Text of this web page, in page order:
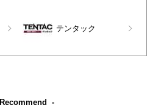
テンタック
Recommend